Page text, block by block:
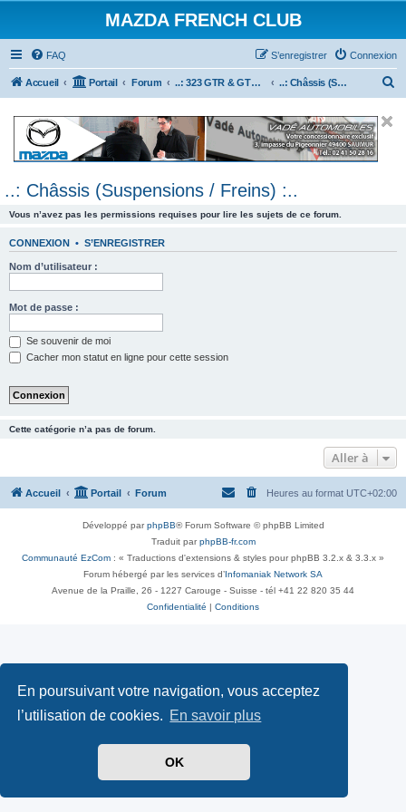
En poursuivant votre navigation, vous acceptez
l’utilisation de cookies. En savoir plus
OK
MAZDA FRENCH CLUB
FAQ Connexion
S’enregistrer
Accueil Portail Forum ..: 323 GTR & GTX :.. ..: Châssis (Suspensions / Freins) :..
e
..: Châssis (Suspensions / Freins) :..
Vous n’avez pas les permissions requises pour lire les sujets de ce forum.
CONNEXION • S’ENREGISTRER
Nom d’utilisateur :
Mot de passe :
Se souvenir de moi
Cacher mon statut en ligne pour cette session
Cette catégorie n’a pas de forum.
Aller à
Accueil Portail Forum Heures au format UTC+02:00
Développé parphpBB® Forum Software © phpBB Limited
Traduit parphpBB-fr.com
Communauté EzCom : « Traductions d'extensions & styles pour phpBB 3.2.x & 3.3.x »
Forum hébergé par les services d’ Infomaniak Network SA
Avenue de la Praille, 26 - 1227 Carouge - Suisse - tél +41 22 820 35 44
Confidentialité
Conditions